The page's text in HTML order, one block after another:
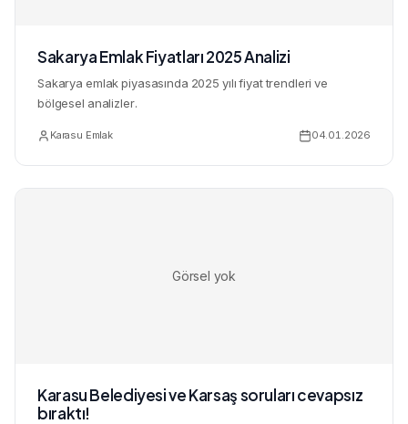
Sakarya Emlak Fiyatları 2025 Analizi
Sakarya emlak piyasasında 2025 yılı fiyat trendleri ve
bölgesel analizler.
Karasu Emlak 04.01.2026
Görsel yok
Karasu Belediyesi ve Karsaş soruları cevapsız
bıraktı!